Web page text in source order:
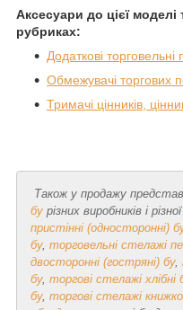
Аксесуари до цієї
рубриках:
Додаткові
Обмежувачі торгових
Тримачі цінників,
Також у продажу
бу різних виробників і
пристінні (односторонні)
бу, торговельні стелажі
двосторонні (гостряні) бу,
бу, торгові стелажі хлібні
бу, торгові стелажі